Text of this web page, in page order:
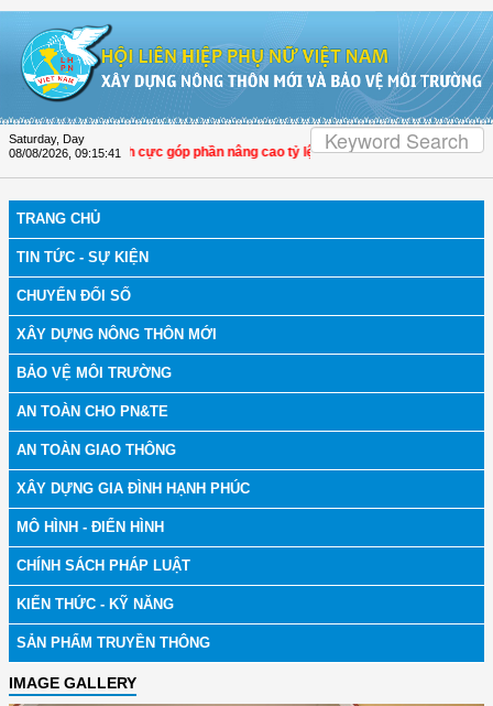
Saturday, Day
08/08/2026 09:15:42
Thọ Xuân tích cực góp phần nâng cao tỷ lệ người dân tham gia bảo hiểm y
TRANG CHỦ
TIN TỨC - SỰ KIỆN
CHUYỂN ĐỔI SỐ
XÂY DỰNG NÔNG THÔN MỚI
BẢO VỆ MÔI TRƯỜNG
AN TOÀN CHO PN&TE
AN TOÀN GIAO THÔNG
XÂY DỰNG GIA ĐÌNH HẠNH PHÚC
MÔ HÌNH - ĐIỂN HÌNH
CHÍNH SÁCH PHÁP LUẬT
KIẾN THỨC - KỸ NĂNG
SẢN PHẨM TRUYỀN THÔNG
IMAGE GALLERY